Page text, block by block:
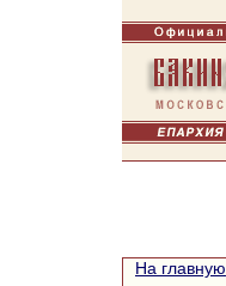
На главную